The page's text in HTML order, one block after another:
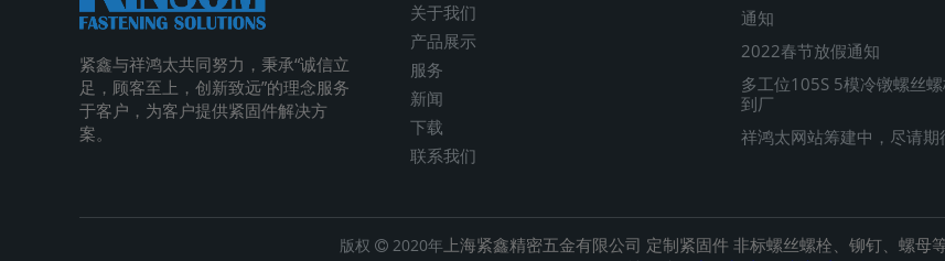
紧鑫与祥鸿太共同努力，秉承“诚信立
足，顾客至上，创新致远”的理念服务
于客户，为客户提供紧固件解决方
案。
关于我们
产品展示
服务
新闻
下载
联系我们
通知
2022春节放假通知
多工位105S 5模冷镦螺丝
到厂
祥鸿太网站筹建中，尽请期
版权  2020年上海紧鑫精密五金有限公司 定制紧固件 非标螺丝螺栓、铆钉、螺母